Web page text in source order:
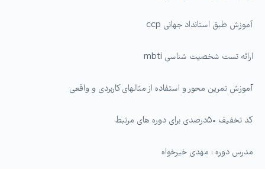
آموزش طبق استانداد جهانی ccp
ارائه تست شخصیت شناسی mbti
آموزش تمرین محور و استفاده از مثالهای کاربردی و واقعی
کد تخفیف ۵۰درصدی برای دوره های مرتبط
مدرس دوره : مهدی خیرخواه